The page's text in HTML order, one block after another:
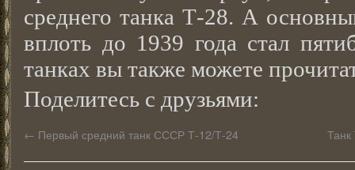
среднего танка Т-28. А
вплоть до 1939 года стал
танках вы также можете
Поделитесь с друзьями:
← Первый средний танк СССР Т-12/Т-24